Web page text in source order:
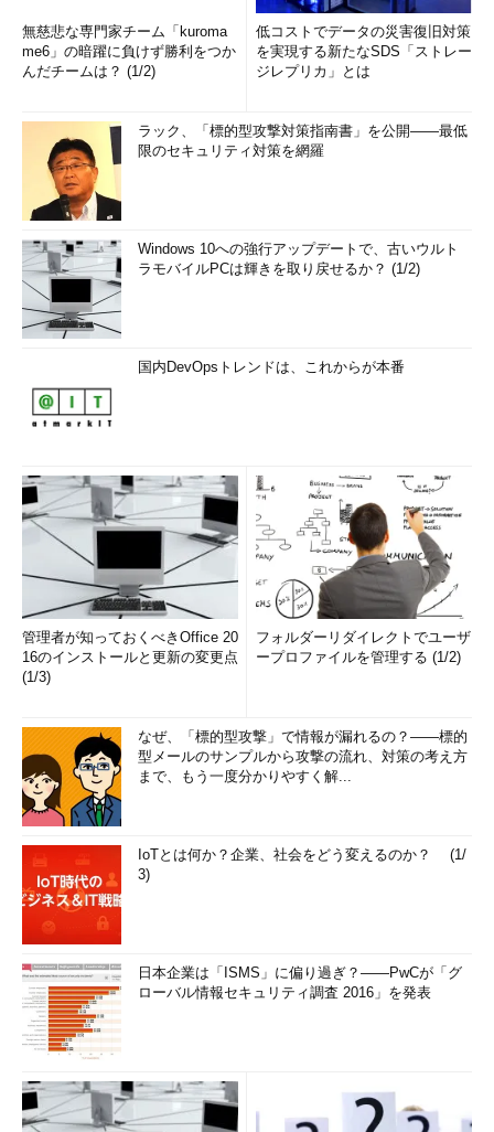
無慈悲な専門家チーム「kuroma
me6」の暗躍に負けず勝利をつか
んだチームは？ (1/2)
低コストでデータの災害復旧対策
を実現する新たなSDS「ストレー
ジレプリカ」とは
ラック、「標的型攻撃対策指南書」を公開――最低
限のセキュリティ対策を網羅
Windows 10への強行アップデートで、古いウルト
ラモバイルPCは輝きを取り戻せるか？ (1/2)
国内DevOpsトレンドは、これからが本番
管理者が知っておくべきOffice 20
16のインストールと更新の変更点
(1/3)
フォルダーリダイレクトでユーザ
ープロファイルを管理する (1/2)
なぜ、「標的型攻撃」で情報が漏れるの？――標的
型メールのサンプルから攻撃の流れ、対策の考え方
まで、もう一度分かりやすく解...
IoTとは何か？企業、社会をどう変えるのか？ (1/
3)
日本企業は「ISMS」に偏り過ぎ？――PwCが「グ
ローバル情報セキュリティ調査 2016」を発表